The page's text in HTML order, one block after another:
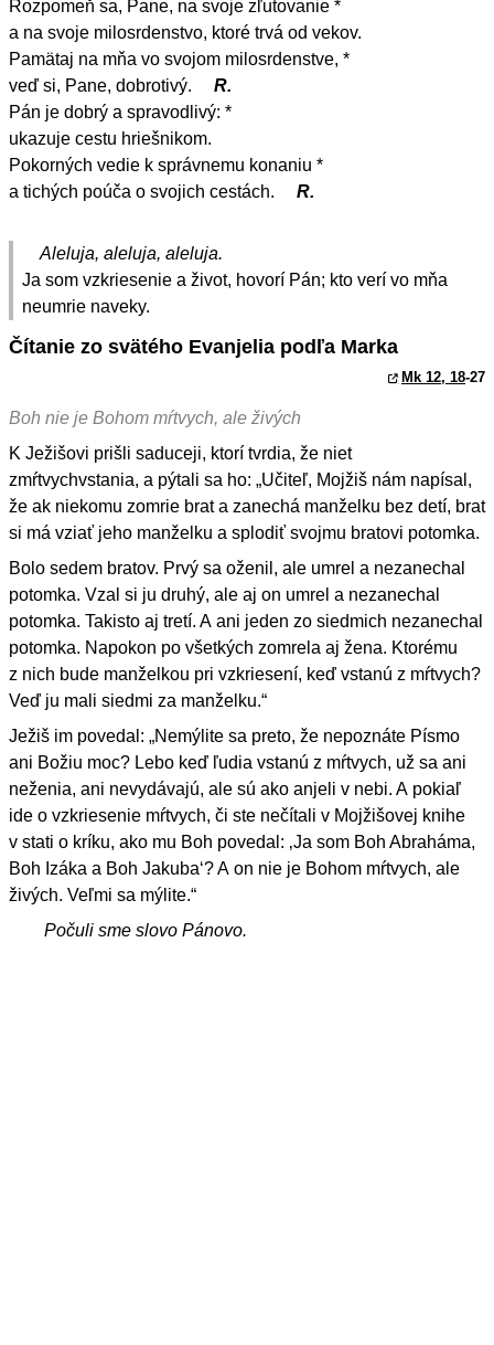
Rozpomeň sa, Pane, na svoje zľutovanie *
a na svoje milosrdenstvo, ktoré trvá od vekov.
Pamätaj na mňa vo svojom milosrdenstve, *
veď si, Pane, dobrotivý.
R.
Pán je dobrý a spravodlivý: *
ukazuje cestu hriešnikom.
Pokorných vedie k správnemu konaniu *
a tichých poúča o svojich cestách.
R.
Aleluja, aleluja, aleluja.
Ja som vzkriesenie a život, hovorí Pán; kto verí vo mňa
neumrie naveky.
Čítanie zo svätého Evanjelia podľa Marka
Mk 12, 18-27
Boh nie je Bohom mŕtvych, ale živých
K Ježišovi prišli saduceji, ktorí tvrdia, že niet
zmŕtvychvstania, a pýtali sa ho: „Učiteľ, Mojžiš nám napísal,
že ak niekomu zomrie brat a zanechá manželku bez detí, brat
si má vziať jeho manželku a splodiť svojmu bratovi potomka.
Bolo sedem bratov. Prvý sa oženil, ale umrel a nezanechal
potomka. Vzal si ju druhý, ale aj on umrel a nezanechal
potomka. Takisto aj tretí. A ani jeden zo siedmich nezanechal
potomka. Napokon po všetkých zomrela aj žena. Ktorému
z nich bude manželkou pri vzkriesení, keď vstanú z mŕtvych?
Veď ju mali siedmi za manželku.“
Ježiš im povedal: „Nemýlite sa preto, že nepoznáte Písmo
ani Božiu moc? Lebo keď ľudia vstanú z mŕtvych, už sa ani
neženia, ani nevydávajú, ale sú ako anjeli v nebi. A pokiaľ
ide o vzkriesenie mŕtvych, či ste nečítali v Mojžišovej knihe
v stati o kríku, ako mu Boh povedal: ‚Ja som Boh Abraháma,
Boh Izáka a Boh Jakuba‘? A on nie je Bohom mŕtvych, ale
živých. Veľmi sa mýlite.“
Počuli sme slovo Pánovo.